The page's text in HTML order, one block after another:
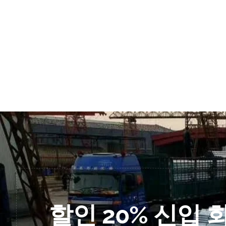
할인 20% 신입